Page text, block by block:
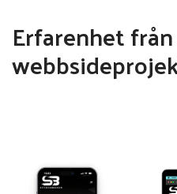
Erfarenhet